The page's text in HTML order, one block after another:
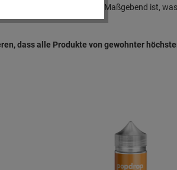
jeweiligen Bild abweichen. Maßgebend ist,
dass alle Produkte von gewohnter